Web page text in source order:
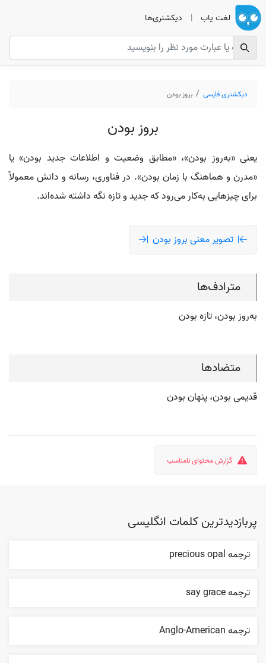
لغت یاب | دیکشنری‌ها
دیکشنری فارسی بروز بودن
بروز بودن
یعنی «به‌روز بودن»، «مطابق وضعیت و اطلاعات جدید بودن» یا
«مدرن و هماهنگ با زمان بودن». در فناوری، رسانه و دانش معمولاً
برای چیزهایی به‌کار می‌رود که جدید و تازه نگه داشته شده‌اند.
تصویر معنی بروز بودن
مترادف‌ها
به‌روز بودن، تازه بودن
متضادها
قدیمی بودن، پنهان بودن
گزارش محتوای نامناسب
پربازدیدترین کلمات انگلیسی
ترجمه precious opal
ترجمه say grace
ترجمه Anglo-American